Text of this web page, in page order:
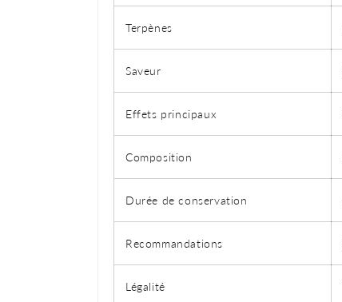
Terpènes
Saveur
Effets principaux
Composition
Durée de conservation
Recommandations
Légalité